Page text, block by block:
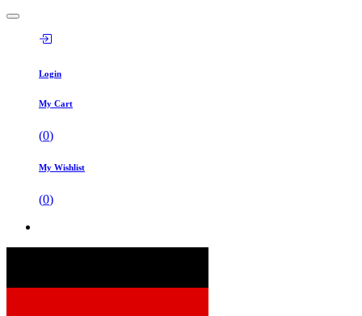
Login
My Cart
(0)
My Wishlist
(0)